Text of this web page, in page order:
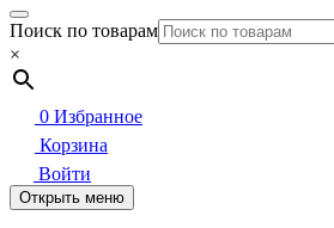
Поиск по товарам
×
0 Избранное
Корзина
Войти
Открыть меню